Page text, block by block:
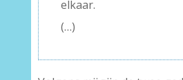
elkaar.
(…)